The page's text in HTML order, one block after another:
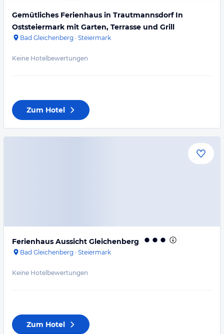
Gemütliches Ferienhaus in Trautmannsdorf In
Oststeiermark mit Garten, Terrasse und Grill
Bad Gleichenberg · Steiermark
Keine Hotelbewertungen
Zum Hotel
Ferienhaus Aussicht Gleichenberg
Bad Gleichenberg · Steiermark
Keine Hotelbewertungen
Zum Hotel